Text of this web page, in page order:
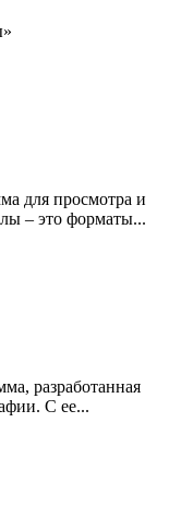
для просмотра и
– это форматы...
разработанная
С ее...